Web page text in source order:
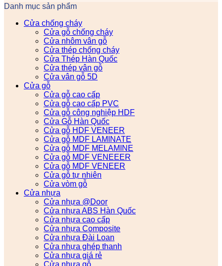
Danh mục sản phẩm
Cửa chống cháy
Cửa gỗ chống cháy
Cửa nhôm vân gỗ
Cửa thép chống cháy
Cửa Thép Hàn Quốc
Cửa thép vân gỗ
Cửa vân gỗ 5D
Cửa gỗ
Cửa gỗ cao cấp
Cửa gỗ cao cấp PVC
Cửa gỗ công nghiệp HDF
Cửa Gỗ Hàn Quốc
Cửa gỗ HDF VENEER
Cửa gỗ MDF LAMINATE
Cửa gỗ MDF MELAMINE
Cửa gỗ MDF VENEEER
Cửa gỗ MDF VENEER
Cửa gỗ tự nhiên
Cửa vòm gỗ
Cửa nhựa
Cửa nhựa @Door
Cửa nhựa ABS Hàn Quốc
Cửa nhựa cao cấp
Cửa nhựa Composite
Cửa nhựa Đài Loan
Cửa nhựa ghép thanh
Cửa nhựa giá rẻ
Cửa nhựa gỗ